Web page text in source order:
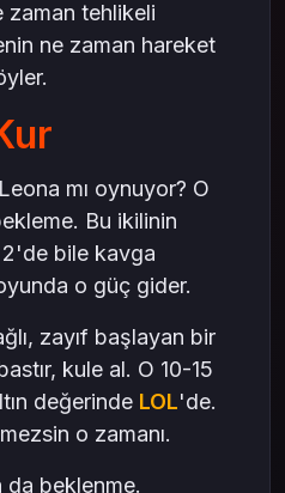
zaman tehlikeli
ne zaman hareket
mı oynuyor? O
Bu ikilinin
bile kavga
o güç gider.
zayıf başlayan bir
kule al. O 10-15
değerinde LOL'de.
o zamanı.
da beklenme.